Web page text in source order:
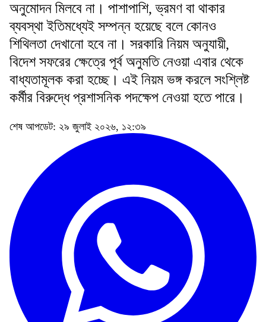
অনুমোদন মিলবে না। পাশাপাশি, ভ্রমণ বা থাকার
ব্যবস্থা ইতিমধ্যেই সম্পন্ন হয়েছে বলে কোনও
শিথিলতা দেখানো হবে না। সরকারি নিয়ম অনুযায়ী,
বিদেশ সফরের ক্ষেত্রে পূর্ব অনুমতি নেওয়া এবার থেকে
বাধ্যতামূলক করা হচ্ছে। এই নিয়ম ভঙ্গ করলে সংশ্লিষ্ট
কর্মীর বিরুদ্ধে প্রশাসনিক পদক্ষেপ নেওয়া হতে পারে।
শেষ আপডেট: ২৯ জুলাই ২০২৬, ১২:৩৯